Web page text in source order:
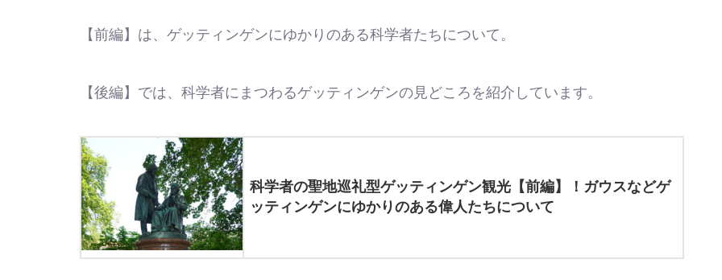
【前編】は、ゲッティンゲンにゆかりのある科学者たちについて。
【後編】では、科学者にまつわるゲッティンゲンの見どころを紹介しています。
科学者の聖地巡礼型ゲッティンゲン観光【前編】！ガウスなどゲ
ッティンゲンにゆかりのある偉人たちについて